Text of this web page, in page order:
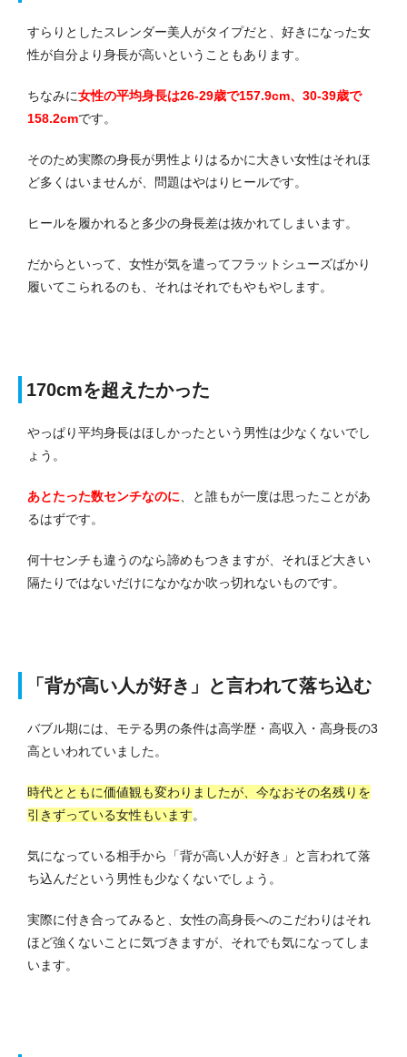
すらりとしたスレンダー美人がタイプだと、好きになった女
性が自分より身長が高いということもあります。
ちなみに女性の平均身長は26-29歳で157.9cm、30-39歳で
158.2cmです。
そのため実際の身長が男性よりはるかに大きい女性はそれほ
ど多くはいませんが、問題はやはりヒールです。
ヒールを履かれると多少の身長差は抜かれてしまいます。
だからといって、女性が気を遣ってフラットシューズばかり
履いてこられるのも、それはそれでもやもやします。
170cmを超えたかった
やっぱり平均身長はほしかったという男性は少なくないでし
ょう。
あとたった数センチなのに 、と誰もが一度は思ったことがあ
るはずです。
何十センチも違うのなら諦めもつきますが、それほど大きい
隔たりではないだけになかなか吹っ切れないものです。
「背が高い人が好き」と言われて落ち込む
バブル期には、モテる男の条件は高学歴・高収入・高身長の3
高といわれていました。
時代とともに価値観も変わりましたが、今なおその名残りを
引きずっている女性もいます。
気になっている相手から「背が高い人が好き」と言われて落
ち込んだという男性も少なくないでしょう。
実際に付き合ってみると、女性の高身長へのこだわりはそれ
ほど強くないことに気づきますが、それでも気になってしま
います。